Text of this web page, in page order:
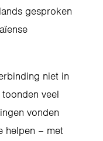
gesproken
niet in
veel
vonden
helpen – met